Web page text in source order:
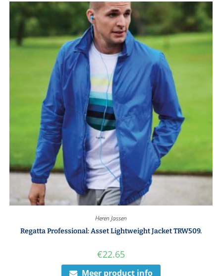
Heren Jassen
Regatta Professional: Asset Lightweight Jacket TRW509.
€22.65
Meer product info